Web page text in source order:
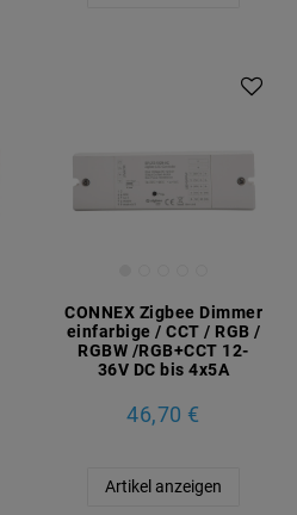
CONNEX Zigbee Dimmer
einfarbige / CCT / RGB /
RGBW /RGB+CCT 12-
36V DC bis 4x5A
46,70 €
Artikel anzeigen